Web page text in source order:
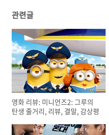
관련글
영화 리뷰: 미니언즈2: 그루의
탄생 줄거리, 리뷰, 결말, 감상평